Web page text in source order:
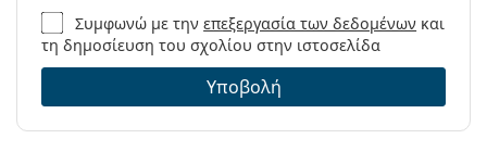
Συμφωνώ με τηνεπεξεργασία των δεδομένων και
τη δημοσίευση του σχολίου στην ιστοσελίδα
Υποβολή